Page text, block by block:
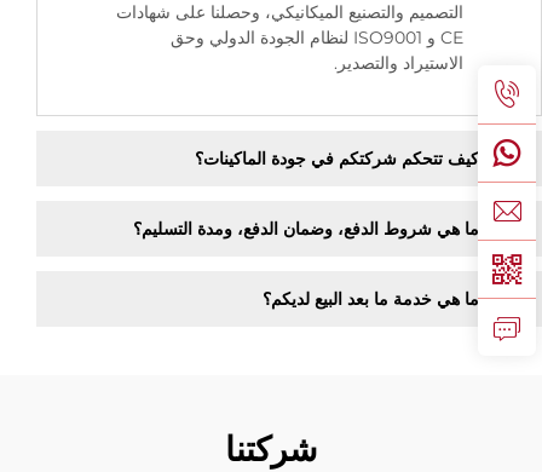
التصميم والتصنيع الميكانيكي، وحصلنا على شهادات
CE و ISO9001 لنظام الجودة الدولي وحق
الاستيراد والتصدير.
كيف تتحكم شركتكم في جودة الماكينات؟
ما هي شروط الدفع، وضمان الدفع، ومدة التسليم؟
ما هي خدمة ما بعد البيع لديكم؟
شركتنا